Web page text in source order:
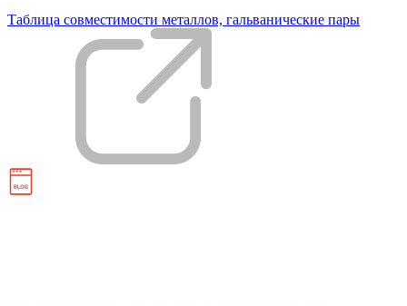
Таблица совместимости металлов, гальванические пары